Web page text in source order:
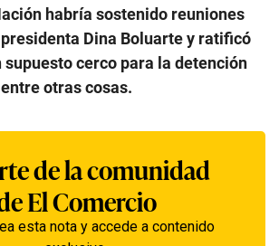
habría sostenido reuniones
Dina Boluarte y ratificó
supuesto cerco para la detención
otras cosas.